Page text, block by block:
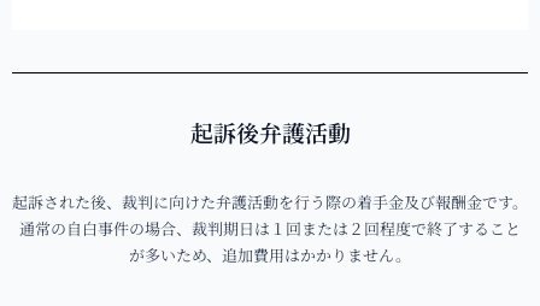
起訴後弁護活動
起訴された後、裁判に向けた弁護活動を行う際の着手金及び報酬金です。
通常の自白事件の場合、裁判期日は１回または２回程度で終了すること
が多いため、追加費用はかかりません。